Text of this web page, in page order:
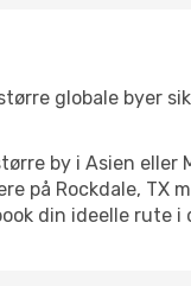
globale byer
by i Asien eller
på Rockdale, TX
din ideelle rute i